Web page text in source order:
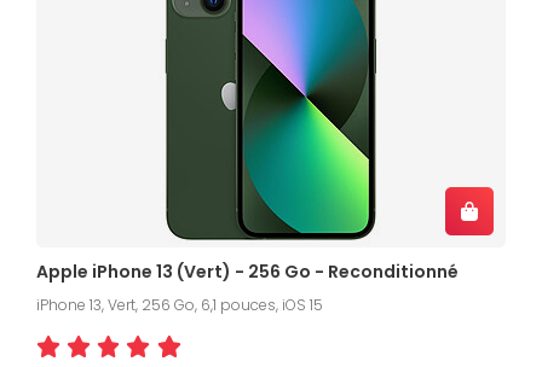
Apple iPhone 13 (Vert) - 256 Go - Reconditionné
iPhone 13, Vert, 256 Go, 6,1 pouces, iOS 15